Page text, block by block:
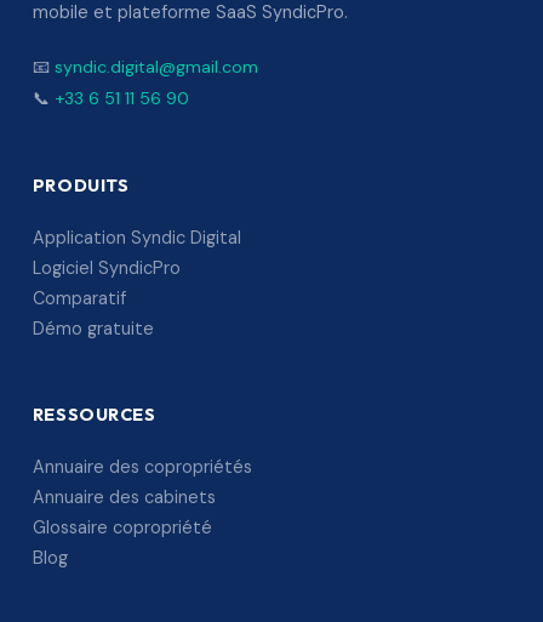
mobile et plateforme SaaS SyndicPro.
📧 syndic.digital@gmail.com
📞 +33 6 51 11 56 90
PRODUITS
Application Syndic Digital
Logiciel SyndicPro
Comparatif
Démo gratuite
RESSOURCES
Annuaire des copropriétés
Annuaire des cabinets
Glossaire copropriété
Blog